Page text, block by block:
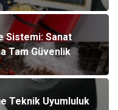
Sistemi: Sanat
Tam Güvenlik
Teknik Uyumluluk